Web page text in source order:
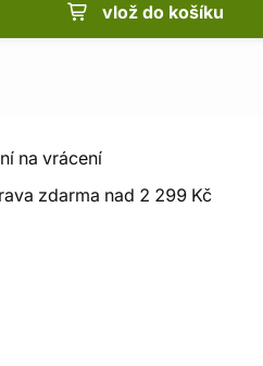
vlož do košíku
na vrácení
zdarma nad 2 299 Kč